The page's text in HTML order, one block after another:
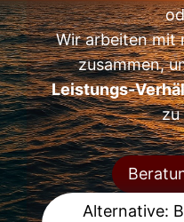
Wir arbeiten mit
zusammen,
Leistungs-
zu
Alternative: